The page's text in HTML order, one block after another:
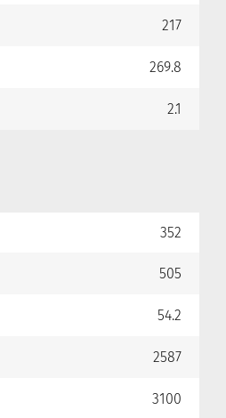
217
269.8
2.1
352
505
54.2
2587
3100